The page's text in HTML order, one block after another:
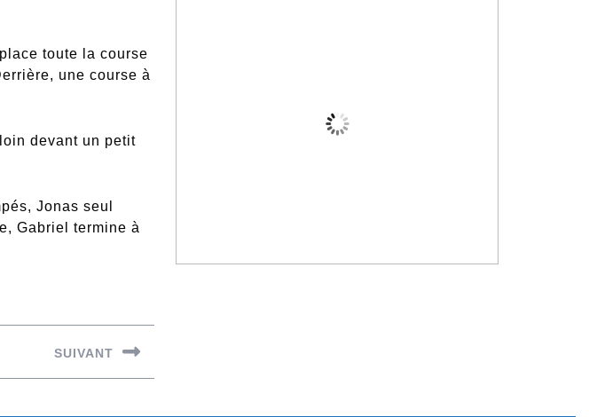
toute la course
une course à
devant un petit
Jonas seul
Gabriel termine à
SUIVANT